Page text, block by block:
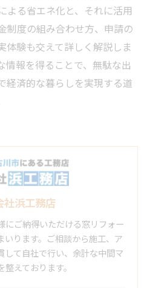
よる省エネ化と、それに活用
制度の組み合わせ方、申請の
体験も交えて詳しく解説しま
情報を得ることで、無駄な出
経済的な暮らしを実現する道
社浜工務店
にご納得いただける窓リフォー
いります。ご相談から施工、ア
して自社で行い、余計な中間マ
えております。